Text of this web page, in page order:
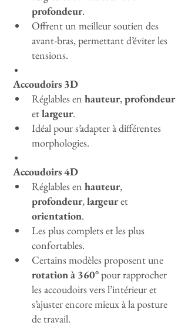
profondeur.
Offrent un meilleur soutien des
avant-bras, permettant d’éviter les
tensions.
Accoudoirs 3D
Réglables en hauteur, profondeur
et largeur.
Idéal pour s’adapter à différentes
morphologies.
Accoudoirs 4D
Réglables en hauteur,
profondeur, largeur et
orientation.
Les plus complets et les plus
confortables.
Certains modèles proposent une
rotation à 360° pour rapprocher
les accoudoirs vers l’intérieur et
s’ajuster encore mieux à la posture
de travail.